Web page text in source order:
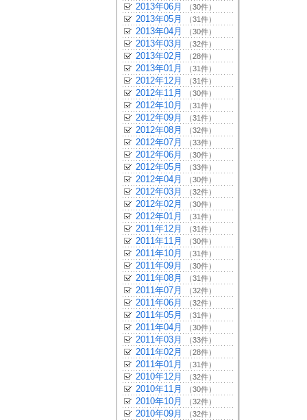
2013年06月 （30件）
2013年05月 （31件）
2013年04月 （30件）
2013年03月 （32件）
2013年02月 （28件）
2013年01月 （31件）
2012年12月 （31件）
2012年11月 （30件）
2012年10月 （31件）
2012年09月 （31件）
2012年08月 （32件）
2012年07月 （33件）
2012年06月 （30件）
2012年05月 （33件）
2012年04月 （30件）
2012年03月 （32件）
2012年02月 （30件）
2012年01月 （31件）
2011年12月 （31件）
2011年11月 （30件）
2011年10月 （31件）
2011年09月 （30件）
2011年08月 （31件）
2011年07月 （32件）
2011年06月 （32件）
2011年05月 （31件）
2011年04月 （30件）
2011年03月 （33件）
2011年02月 （28件）
2011年01月 （31件）
2010年12月 （32件）
2010年11月 （30件）
2010年10月 （32件）
2010年09月 （32件）